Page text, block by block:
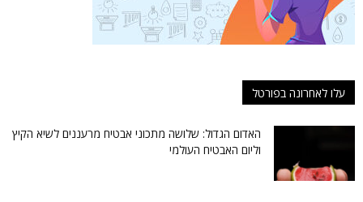
עלו לאחרונה בפורטל
האדום הגדול: שלושה מתכוני אבטיח מרעננים לשיא הקיץ
וליום האבטיח העולמי